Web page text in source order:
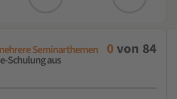
Seminarthemen
Schulung aus
0von 84